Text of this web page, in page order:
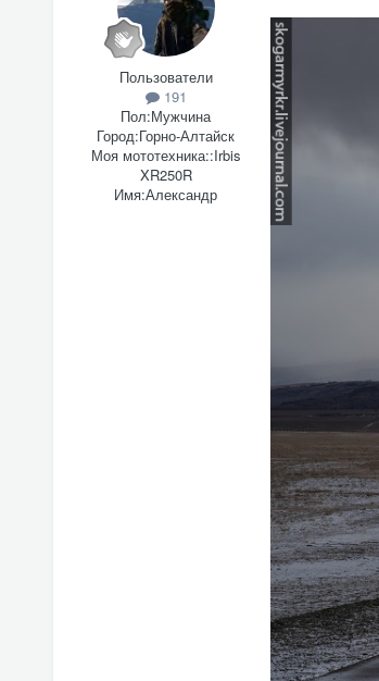
Пользователи
191
Пол:Мужчина
Город:Горно-Алтайск
Моя мототехника::Irbis
XR250R
Имя:Александр